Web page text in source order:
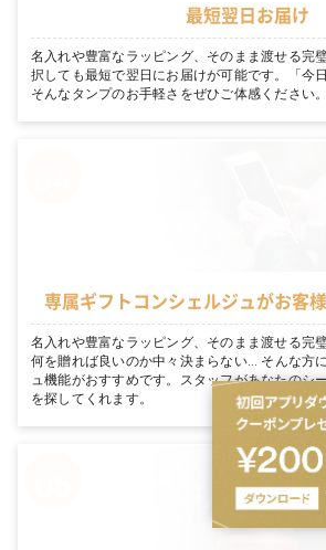
最短翌日お届け
名入れや豊富なラッピング、そのまま渡せる完
択しても最短で翌日にお届けが可能です。「今
そんなタンプのお手軽さをぜひご体感ください。
専属ギフトコンシェルジュがお客
名入れや豊富なラッピング、そのまま渡せる完
何を贈れば良いのか中々決まらない… そんな方
ュ機能がおすすめです。スタッフがあなたのシ
を探してくれます。